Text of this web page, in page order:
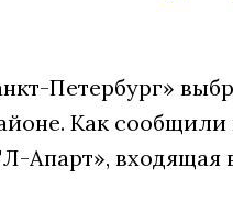
Петербург»
Как сообщили
Апарт», входящая